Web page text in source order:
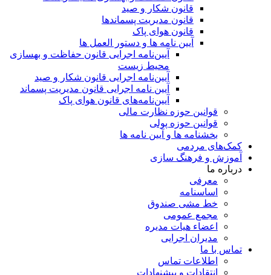
قانون شکار و صید
قانون مدیریت پسماندها
قانون هوای پاک
آیین نامه ها و دستور العمل ها
آیین‌نامه اجرایی قانون حفاظت و بهسازی
محیط زیست
آیین‌نامه اجرایی قانون شکار و صید
آیین نامه اجرایی قانون مدیریت پسماند
آیین‌نامه‌های قانون هوای پاک
قوانین حوزه نظارت مالی
قوانین حوزه پولی
بخشنامه ها و آیین نامه ها
کمک‌های مردمی
آموزش و فرهنگ سازی
درباره ما
معرفی
اساسنامه
خط مشی صندوق
مجمع عمومی
اعضاء هیات مدیره
مدیران اجرایی
تماس با ما
اطلاعات تماس
انتقادات و پیشنهادات